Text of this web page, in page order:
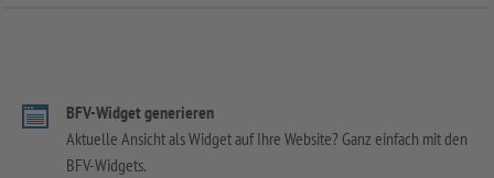
BFV-Widget generieren
Aktuelle Ansicht als Widget auf Ihre Website? Ganz einfach mit den
BFV-Widgets.